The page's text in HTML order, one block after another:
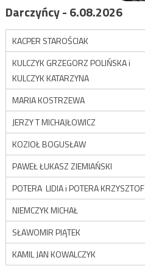
Darczyńcy - 6.08.2026
KACPER STAROŚCIAK
KULCZYK GRZEGORZ POLIŃSKA i
KULCZYK KATARZYNA
MARIA KOSTRZEWA
JERZY T MICHAJŁOWICZ
KOZIOŁ BOGUSŁAW
PAWEŁ ŁUKASZ ZIEMIAŃSKI
POTERA LIDIA i POTERA KRZYSZTOF
NIEMCZYK MICHAŁ
SŁAWOMIR PIĄTEK
KAMIL JAN KOWALCZYK